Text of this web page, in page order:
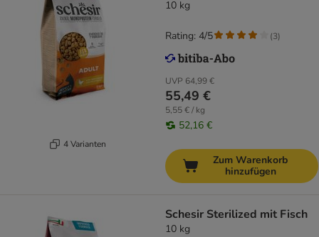
4 Varianten
10 kg
UVP 64,99 €
55,49 €
5,55 € / kg
52,16 €
Rating: 4/5 (3)
Zum Warenkorb
hinzufügen
Schesir Sterilized mit Fisch
10 kg